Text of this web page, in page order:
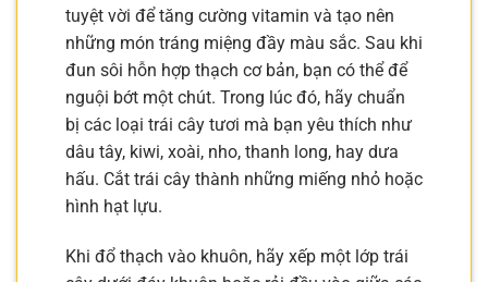
tuyệt vời để tăng cường vitamin và tạo nên
những món tráng miệng đầy màu sắc. Sau khi
đun sôi hỗn hợp thạch cơ bản, bạn có thể để
nguội bớt một chút. Trong lúc đó, hãy chuẩn
bị các loại trái cây tươi mà bạn yêu thích như
dâu tây, kiwi, xoài, nho, thanh long, hay dưa
hấu. Cắt trái cây thành những miếng nhỏ hoặc
hình hạt lựu.
Khi đổ thạch vào khuôn, hãy xếp một lớp trái